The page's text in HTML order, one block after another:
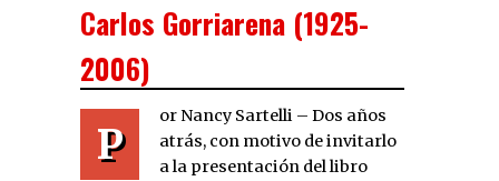
Carlos Gorriarena (1925-
2006)
P
or Nancy Sartelli – Dos años
atrás, con motivo de invitarlo
a la presentación del libro